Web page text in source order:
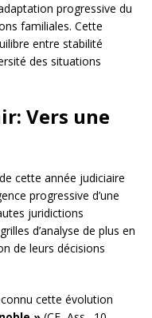
progressive du
familiales. Cette
entre stabilité
des situations
Vers une
cette année judiciaire
progressive d’une
juridictions
d’analyse de plus en
de leurs décisions
cette évolution